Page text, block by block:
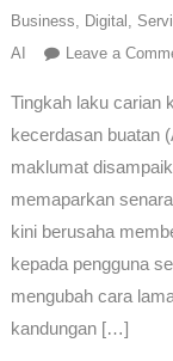
Business, Digital ,
AI
Leave a
Tingkah laku carian
kecerdasan buatan
maklumat
memaparkan
kini berusaha
kepada pengguna
mengubah cara
kandungan […]